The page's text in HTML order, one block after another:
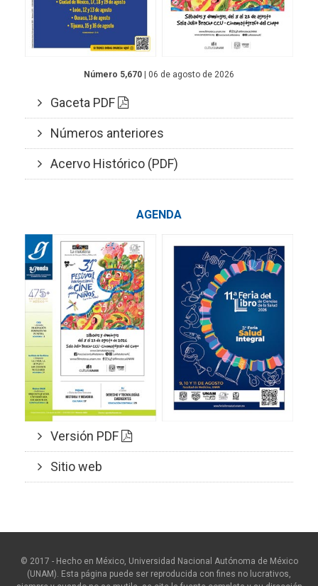
Número 5,670 | 06 de agosto de 2026
Gaceta PDF
Números anteriores
Acervo Histórico (PDF)
AGENDA
Versión PDF
Sitio web
© 2017 - Hecho en México, Universidad Nacional Autónoma de México
(UNAM). Esta página puede ser reproducida con fines no lucrativos,